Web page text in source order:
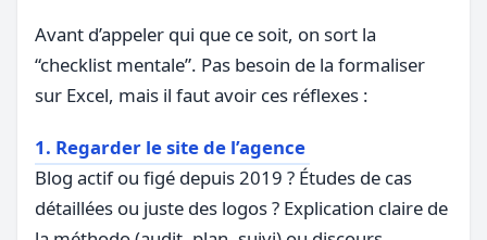
Avant d’appeler qui que ce soit, on sort la
“checklist mentale”. Pas besoin de la formaliser
sur Excel, mais il faut avoir ces réflexes :
1. Regarder le site de l’agence
Blog actif ou figé depuis 2019 ? Études de cas
détaillées ou juste des logos ? Explication claire de